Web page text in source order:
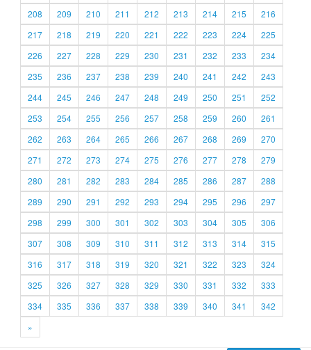
208
209 210 211 212 213 214 215
216
217
218 219 220 221 222 223 224
225
226
227 228 229 230 231 232 233
234
235
236 237 238 239 240 241 242
243
244
245 246 247 248 249 250 251
252
253
254 255 256 257 258 259 260
261
262
263 264 265 266 267 268 269
270
271
272 273 274 275 276 277 278
279
280
281 282 283 284 285 286 287
288
289
290 291 292 293 294 295 296
297
298
299 300 301 302 303 304 305
306
307
308 309 310 311 312 313 314
315
316
317 318 319 320 321 322 323
324
325
326 327 328 329 330 331 332
333
334
335 336 337 338 339 340 341
342
»